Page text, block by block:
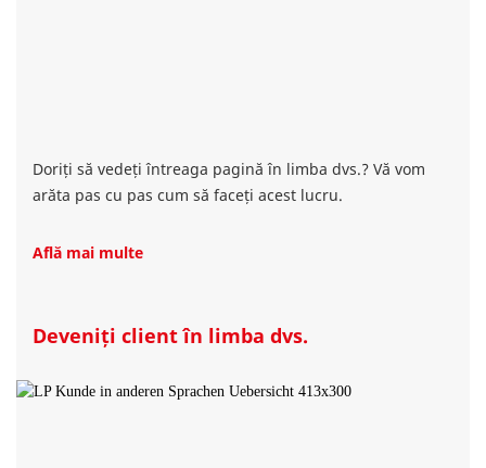
Doriți să vedeți întreaga pagină în limba dvs.? Vă vom
arăta pas cu pas cum să faceți acest lucru.
Află mai multe
Deveniți client în limba dvs.